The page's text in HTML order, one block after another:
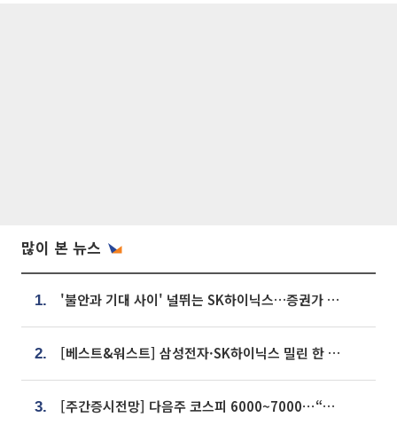
많이 본 뉴스
1. '불안과 기대 사이' 널뛰는 SK하이닉스…증권가 "HBM4·LTA 기반 펀터멘털 견고"
2. [베스트&워스트] 삼성전자·SK하이닉스 밀린 한 주…상상인증권은 85% 급등
3. [주간증시전망] 다음주 코스피 6000~7000⋯“外人 수급은 정책이 변수”